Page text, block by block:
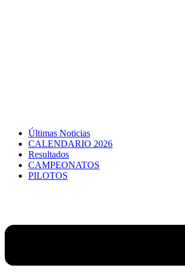
Últimas Noticias
CALENDARIO 2026
Resultados
CAMPEONATOS
PILOTOS